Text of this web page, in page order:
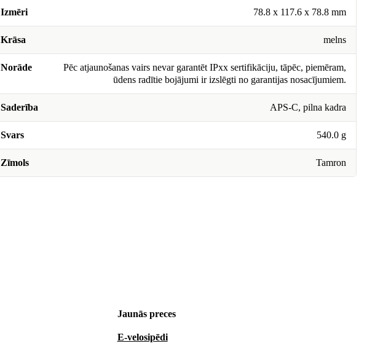
Izmēri 78.8 x 117.6 x 78.8 mm
Krāsa melns
Norāde
Pēc atjaunošanas vairs nevar garantēt IPxx sertifikāciju, tāpēc, piemēram,
ūdens radītie bojājumi ir izslēgti no garantijas nosacījumiem.
Saderība APS-C, pilna kadra
Svars 540.0 g
Zīmols Tamron
Jaunās preces
E-velosipēdi